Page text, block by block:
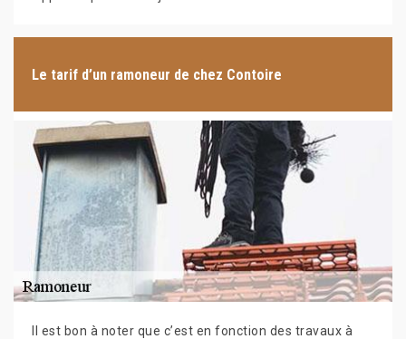
Le tarif d’un ramoneur de chez Contoire
Il est bon à noter que c’est en fonction des travaux à